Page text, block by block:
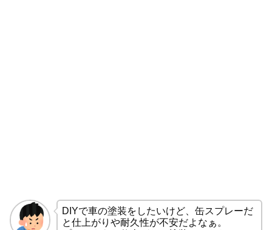
DIYで車の塗装をしたいけど、缶スプレーだ
と仕上がりや耐久性が不安だよなぁ。